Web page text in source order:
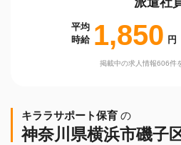
平均
時給 1,850 円
掲載中の求人情報606件
キララサポート保育 の
神奈川県横浜市磯子